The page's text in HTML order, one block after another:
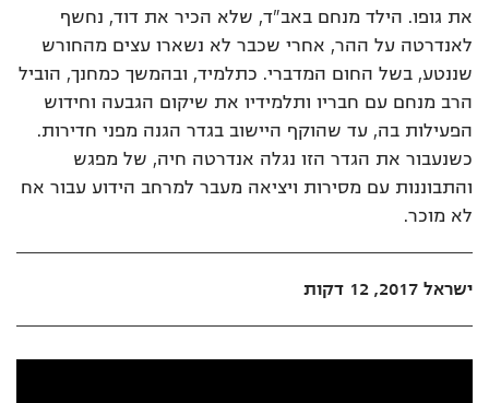
את גופו. הילד מנחם באב"ד, שלא הכיר את דוד, נחשף
לאנדרטה על ההר, אחרי שכבר לא נשארו עצים מהחורש
שננטע, בשל החום המדברי. כתלמיד, ובהמשך כמחנך, הוביל
הרב מנחם עם חבריו ותלמידיו את שיקום הגבעה וחידוש
הפעילות בה, עד שהוקף היישוב בגדר הגנה מפני חדירות.
כשנעבור את הגדר הזו נגלה אנדרטה חיה, של מפגש
והתבוננות עם מסירות ויציאה מעבר למרחב הידוע עבור אח
לא מוכר.
ישראל 2017, 12 דקות